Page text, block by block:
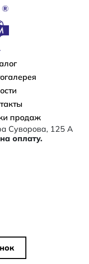
продаж
Суворова, 125 А
оплату.